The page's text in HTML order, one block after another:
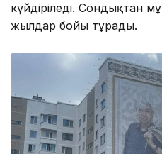
күйдіріледі. Сондықтан
жылдар бойы тұрады.